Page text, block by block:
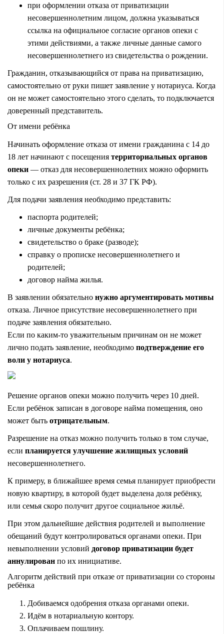
при оформлении отказа от приватизации
несовершеннолетним лицом, должна указываться
ссылка на официальное согласие органов опеки с
этими действиями, а также личные данные самого
несовершеннолетнего из свидетельства о рождении.
Гражданин, отказывающийся от права на приватизацию,
самостоятельно от руки пишет заявление у нотариуса. Когда
он не может самостоятельно этого сделать, то подключается
доверенный представитель.
От имени ребёнка
Начинать оформление отказа от имени гражданина с 14 до
18 лет начинают с посещения территориальных органов
опеки — отказ для несовершеннолетних можно оформить
только с их разрешения (ст. 28 и 37 ГК РФ).
Для подачи заявления необходимо представить:
паспорта родителей;
личные документы ребёнка;
свидетельство о браке (разводе);
справку о прописке несовершеннолетнего и
родителей;
договор найма жилья.
В заявлении обязательно нужно аргументировать мотивы
отказа. Личное присутствие несовершеннолетнего при
подаче заявления обязательно.
Если по каким-то уважительным причинам он не может
лично подать заявление, необходимо подтверждение его
воли у нотариуса.
Решение органов опеки можно получить через 10 дней.
Если ребёнок записан в договоре найма помещения, оно
может быть отрицательным.
Разрешение на отказ можно получить только в том случае,
если планируется улучшение жилищных условий
несовершеннолетнего.
К примеру, в ближайшее время семья планирует приобрести
новую квартиру, в которой будет выделена доля ребёнку,
или семья скоро получит другое социальное жильё.
При этом дальнейшие действия родителей и выполнение
обещаний будут контролироваться органами опеки. При
невыполнении условий договор приватизации будет
аннулирован по их инициативе.
Алгоритм действий при отказе от приватизации со стороны
ребёнка
Добиваемся одобрения отказа органами опеки.
Идём в нотариальную контору.
Оплачиваем пошлину.